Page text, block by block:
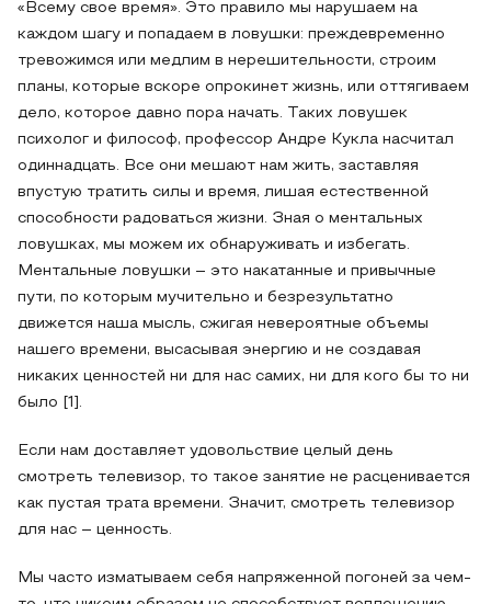
«Всему свое время». Это правило мы нарушаем на
каждом шагу и попадаем в ловушки: преждевременно
тревожимся или медлим в нерешительности, строим
планы, которые вскоре опрокинет жизнь, или оттягиваем
дело, которое давно пора начать. Таких ловушек
психолог и философ, профессор Андре Кукла насчитал
одиннадцать. Все они мешают нам жить, заставляя
впустую тратить силы и время, лишая естественной
способности радоваться жизни. Зная о ментальных
ловушках, мы можем их обнаруживать и избегать.
Ментальные ловушки – это накатанные и привычные
пути, по которым мучительно и безрезультатно
движется наша мысль, сжигая невероятные объемы
нашего времени, высасывая энергию и не создавая
никаких ценностей ни для нас самих, ни для кого бы то ни
было [1].
Если нам доставляет удовольствие целый день
смотреть телевизор, то такое занятие не расценивается
как пустая трата времени. Значит, смотреть телевизор
для нас – ценность.
Мы часто изматываем себя напряженной погоней за чем-